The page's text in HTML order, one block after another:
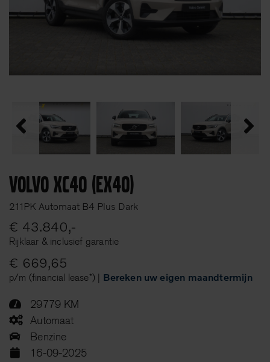
Volvo XC40 (EX40)
211PK Automaat B4 Plus Dark
€ 43.840,-
Rijklaar & inclusief garantie
€ 669,65
p/m (financial lease*) | Bereken uw eigen maandtermijn
29779 KM
Automaat
Benzine
16-09-2025